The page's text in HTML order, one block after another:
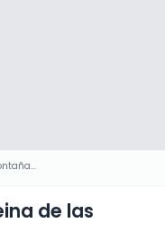
Entrada Montaña Rigi Reina de las Montañas
de las